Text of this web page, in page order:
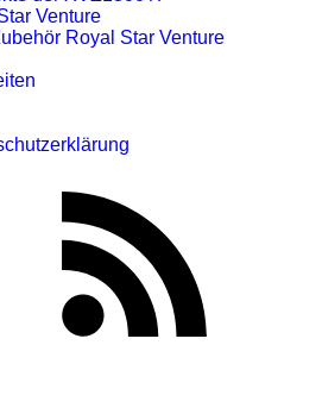
Venture
Royal Star Venture